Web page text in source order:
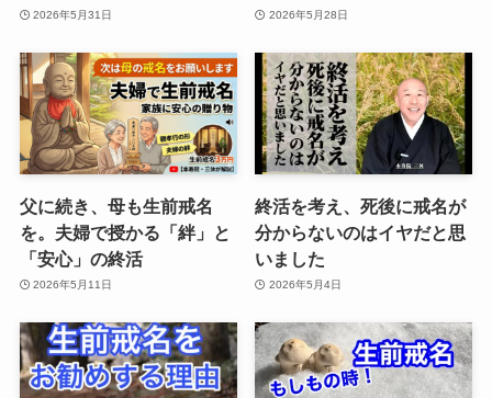
2026年5月31日 2026年5月28日
父に続き、母も生前戒名
を。夫婦で授かる「絆」と
「安心」の終活
2026年5月11日
終活を考え、死後に戒名が
分からないのはイヤだと思
いました
2026年5月4日